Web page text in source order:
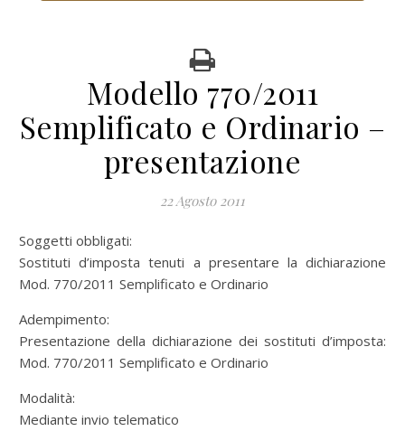
Modello 770/2011
Semplificato e Ordinario –
presentazione
22 Agosto 2011
Soggetti obbligati:
Sostituti d’imposta tenuti a presentare la dichiarazione
Mod. 770/2011 Semplificato e Ordinario
Adempimento:
Presentazione della dichiarazione dei sostituti d’imposta:
Mod. 770/2011 Semplificato e Ordinario
Modalità:
Mediante invio telematico